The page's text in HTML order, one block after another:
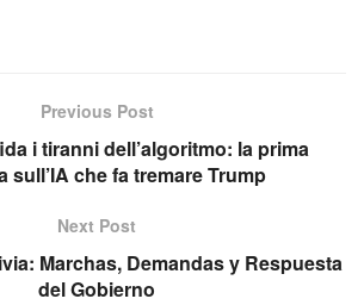
Previous Post
i tiranni dell’algoritmo: la prima
sull’IA che fa tremare Trump
Next Post
Marchas, Demandas y Respuesta
del Gobierno